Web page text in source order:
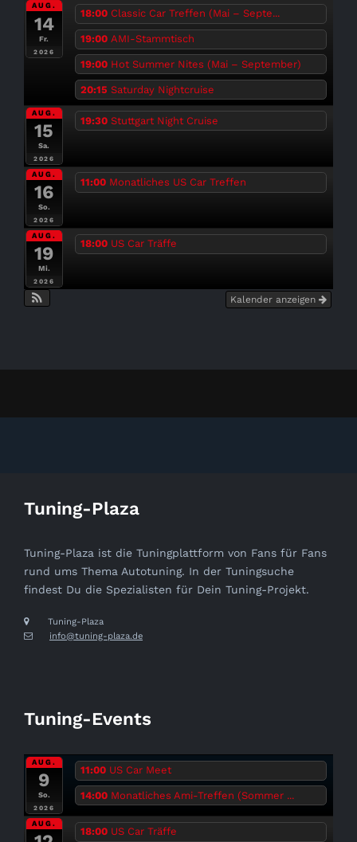
AUG.
14
Fr.
2026
18:00 Classic Car Treffen (Mai – Septe...
19:00 AMI-Stammtisch
19:00 Hot Summer Nites (Mai – September)
20:15 Saturday Nightcruise
AUG.
15
Sa.
2026
19:30 Stuttgart Night Cruise
AUG.
16
So.
2026
11:00 Monatliches US Car Treffen
AUG.
19
Mi.
2026
18:00 US Car Träffe
Kalender anzeigen
Tuning-Plaza
Tuning-Plaza ist die Tuningplattform von Fans für Fans
rund ums Thema Autotuning. In der Tuningsuche
findest Du die Spezialisten für Dein Tuning-Projekt.
Tuning-Plaza
info@tuning-plaza.de
Tuning-Events
AUG.
9
So.
2026
11:00 US Car Meet
14:00 Monatliches Ami-Treffen (Sommer ...
AUG.
18:00 US Car Träffe